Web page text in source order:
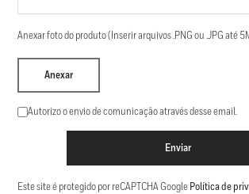
Anexar foto do produto (Inserir arquivos .PNG ou .JPG até
Anexar
Autorizo o envio de comunicação através desse email.
Enviar
Este site é protegido por reCAPTCHA Google Política de